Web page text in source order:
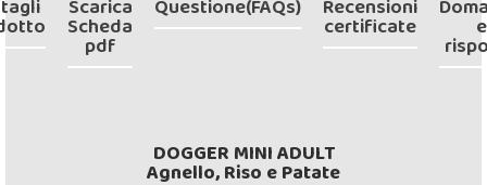
Scarica
Scheda
pdf
Questione(FAQs) Recensioni
certificate e
DOGGER MINI ADULT
Agnello, Riso e Patate